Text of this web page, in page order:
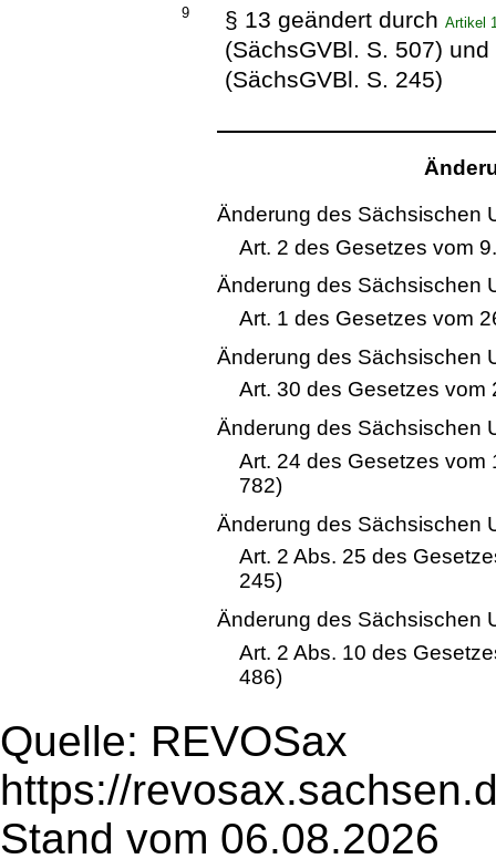
9 § 13 geändert durchArtikel
(SächsGVBl. S. 507)
(SächsGVBl. S. 245)
Änderung des Sächsischen
Art. 2 des Gesetzes vom
Änderung des Sächsischen
Art. 1 des Gesetzes vom
Änderung des Sächsischen
Art. 30 des Gesetzes vom
Änderung des Sächsischen
Art. 24 des Gesetzes vom
782)
Änderung des Sächsischen
Art. 2 Abs. 25 des
245)
Änderung des Sächsischen
Art. 2 Abs. 10 des
486)
Quelle: REVOSax
https://
Stand vom 06.08.2026